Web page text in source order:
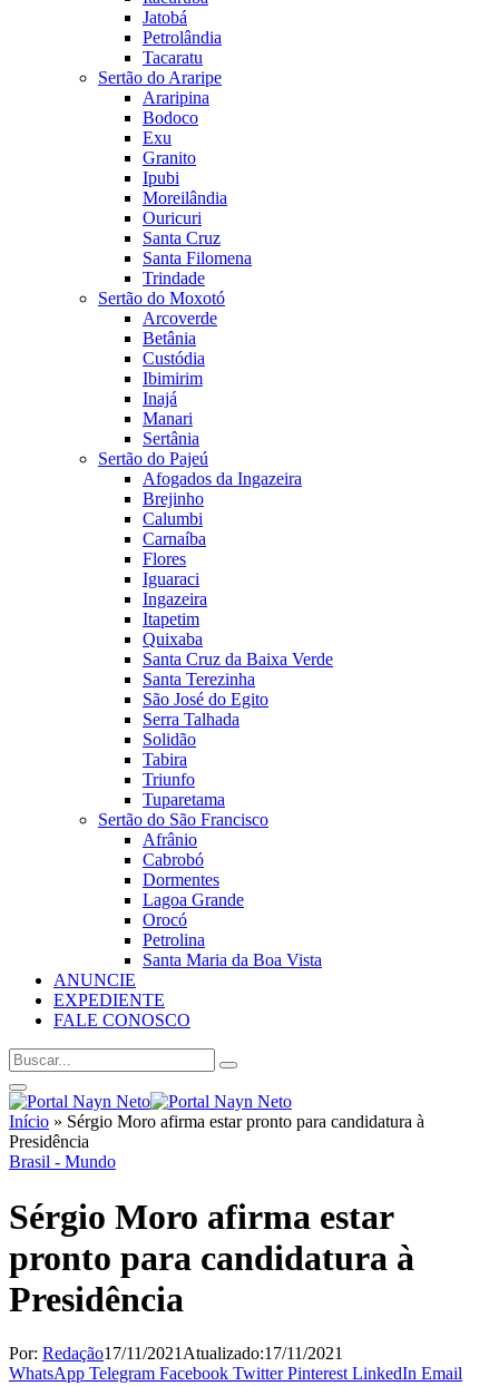
Jatobá
Petrolândia
Tacaratu
Sertão do Araripe
Araripina
Bodoco
Exu
Granito
Ipubi
Moreilândia
Ouricuri
Santa Cruz
Santa Filomena
Trindade
Sertão do Moxotó
Arcoverde
Betânia
Custódia
Ibimirim
Inajá
Manari
Sertânia
Sertão do Pajeú
Afogados da Ingazeira
Brejinho
Calumbi
Carnaíba
Flores
Iguaraci
Ingazeira
Itapetim
Quixaba
Santa Cruz da Baixa Verde
Santa Terezinha
São José do Egito
Serra Talhada
Solidão
Tabira
Triunfo
Tuparetama
Sertão do São Francisco
Afrânio
Cabrobó
Dormentes
Lagoa Grande
Orocó
Petrolina
Santa Maria da Boa Vista
ANUNCIE
EXPEDIENTE
FALE CONOSCO
Início » Sérgio Moro afirma estar pronto para candidatura à
Presidência
Brasil - Mundo
Sérgio Moro afirma estar
pronto para candidatura à
Presidência
Por: Redação17/11/2021 Atualizado:17/11/2021
WhatsApp Telegram Facebook Twitter Pinterest LinkedIn Email